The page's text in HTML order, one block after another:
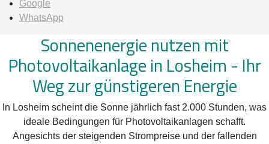
Google
WhatsApp
Sonnenenergie nutzen mit
Photovoltaikanlage in Losheim - Ihr
Weg zur günstigeren Energie
In Losheim scheint die Sonne jährlich fast 2.000 Stunden, was
ideale Bedingungen für Photovoltaikanlagen schafft.
Angesichts der steigenden Strompreise und der fallenden